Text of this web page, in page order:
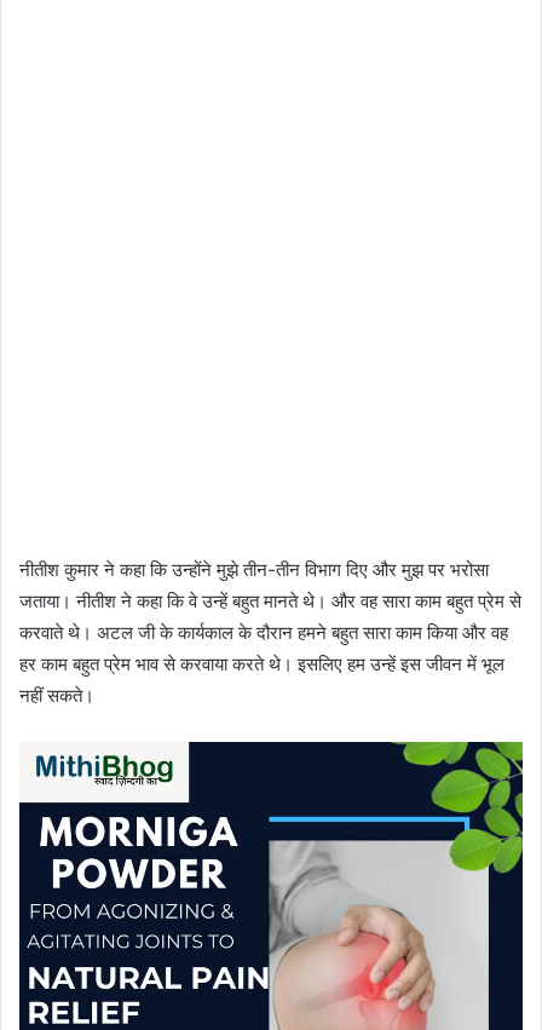
नीतीश कुमार ने कहा कि उन्होंने मुझे तीन-तीन विभाग दिए और मुझ पर भरोसा
जताया। नीतीश ने कहा कि वे उन्हें बहुत मानते थे। और वह सारा काम बहुत प्रेम से
करवाते थे। अटल जी के कार्यकाल के दौरान हमने बहुत सारा काम किया और वह
हर काम बहुत प्रेम भाव से करवाया करते थे। इसलिए हम उन्हें इस जीवन में भूल
नहीं सकते।